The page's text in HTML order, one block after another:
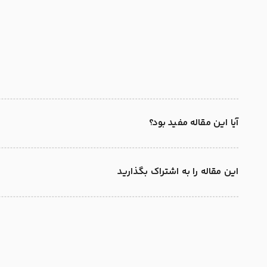
آیا این مقاله مفید بود؟
این مقاله را به اشتراک بگذارید